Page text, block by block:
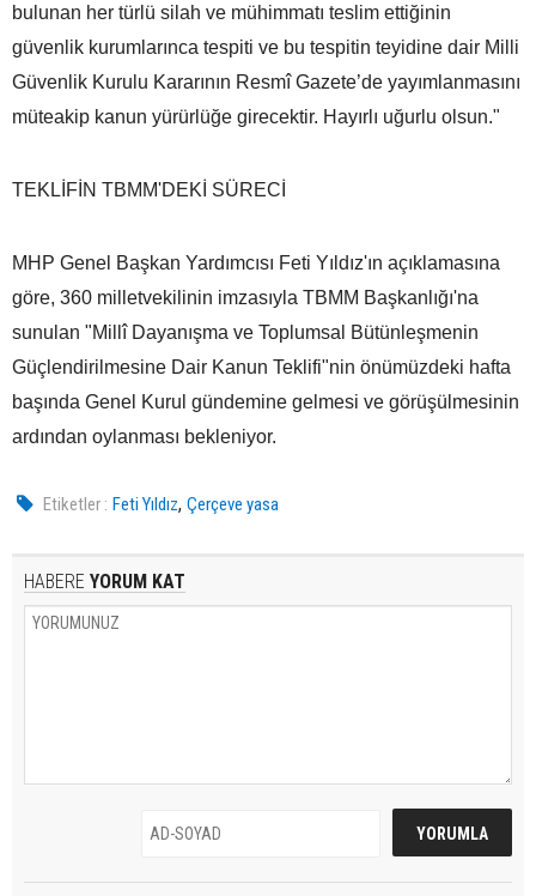
bulunan her türlü silah ve mühimmatı teslim ettiğinin
güvenlik kurumlarınca tespiti ve bu tespitin teyidine dair Milli
Güvenlik Kurulu Kararının Resmî Gazete’de yayımlanmasını
müteakip kanun yürürlüğe girecektir. Hayırlı uğurlu olsun."
TEKLİFİN TBMM'DEKİ SÜRECİ
MHP Genel Başkan Yardımcısı Feti Yıldız'ın açıklamasına
göre, 360 milletvekilinin imzasıyla TBMM Başkanlığı'na
sunulan "Millî Dayanışma ve Toplumsal Bütünleşmenin
Güçlendirilmesine Dair Kanun Teklifi"nin önümüzdeki hafta
başında Genel Kurul gündemine gelmesi ve görüşülmesinin
ardından oylanması bekleniyor.
Etiketler : Feti Yıldız,Çerçeve yasa
HABERE YORUM KAT